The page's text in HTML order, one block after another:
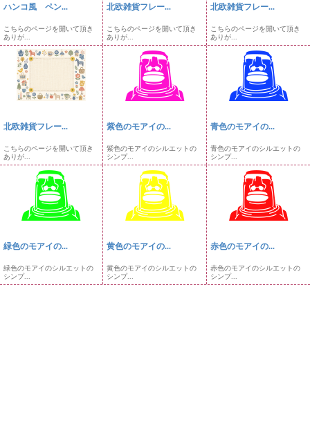
ハンコ風 ペン...
こちらのページを開いて頂き
ありが...
北欧雑貨フレー...
こちらのページを開いて頂き
ありが...
北欧雑貨フレー...
こちらのページを開いて頂き
ありが...
北欧雑貨フレー...
こちらのページを開いて頂き
ありが...
紫色のモアイの...
紫色のモアイのシルエットの
シンプ...
青色のモアイの...
青色のモアイのシルエットの
シンプ...
緑色のモアイの...
緑色のモアイのシルエットの
シンプ...
黄色のモアイの...
黄色のモアイのシルエットの
シンプ...
赤色のモアイの...
赤色のモアイのシルエットの
シンプ...